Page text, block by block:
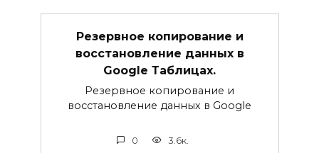
Резервное копирование и
восстановление данных в
Google Таблицах.
Резервное копирование и
восстановление данных в Google
0 3.6к.